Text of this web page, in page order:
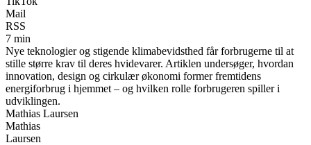
Mail
RSS
7 min
Nye teknologier og stigende klimabevidsthed får forbrugerne til at
stille større krav til deres hvidevarer. Artiklen undersøger, hvordan
innovation, design og cirkulær økonomi former fremtidens
energiforbrug i hjemmet – og hvilken rolle forbrugeren spiller i
udviklingen.
Mathias Laursen
Mathias
Laursen